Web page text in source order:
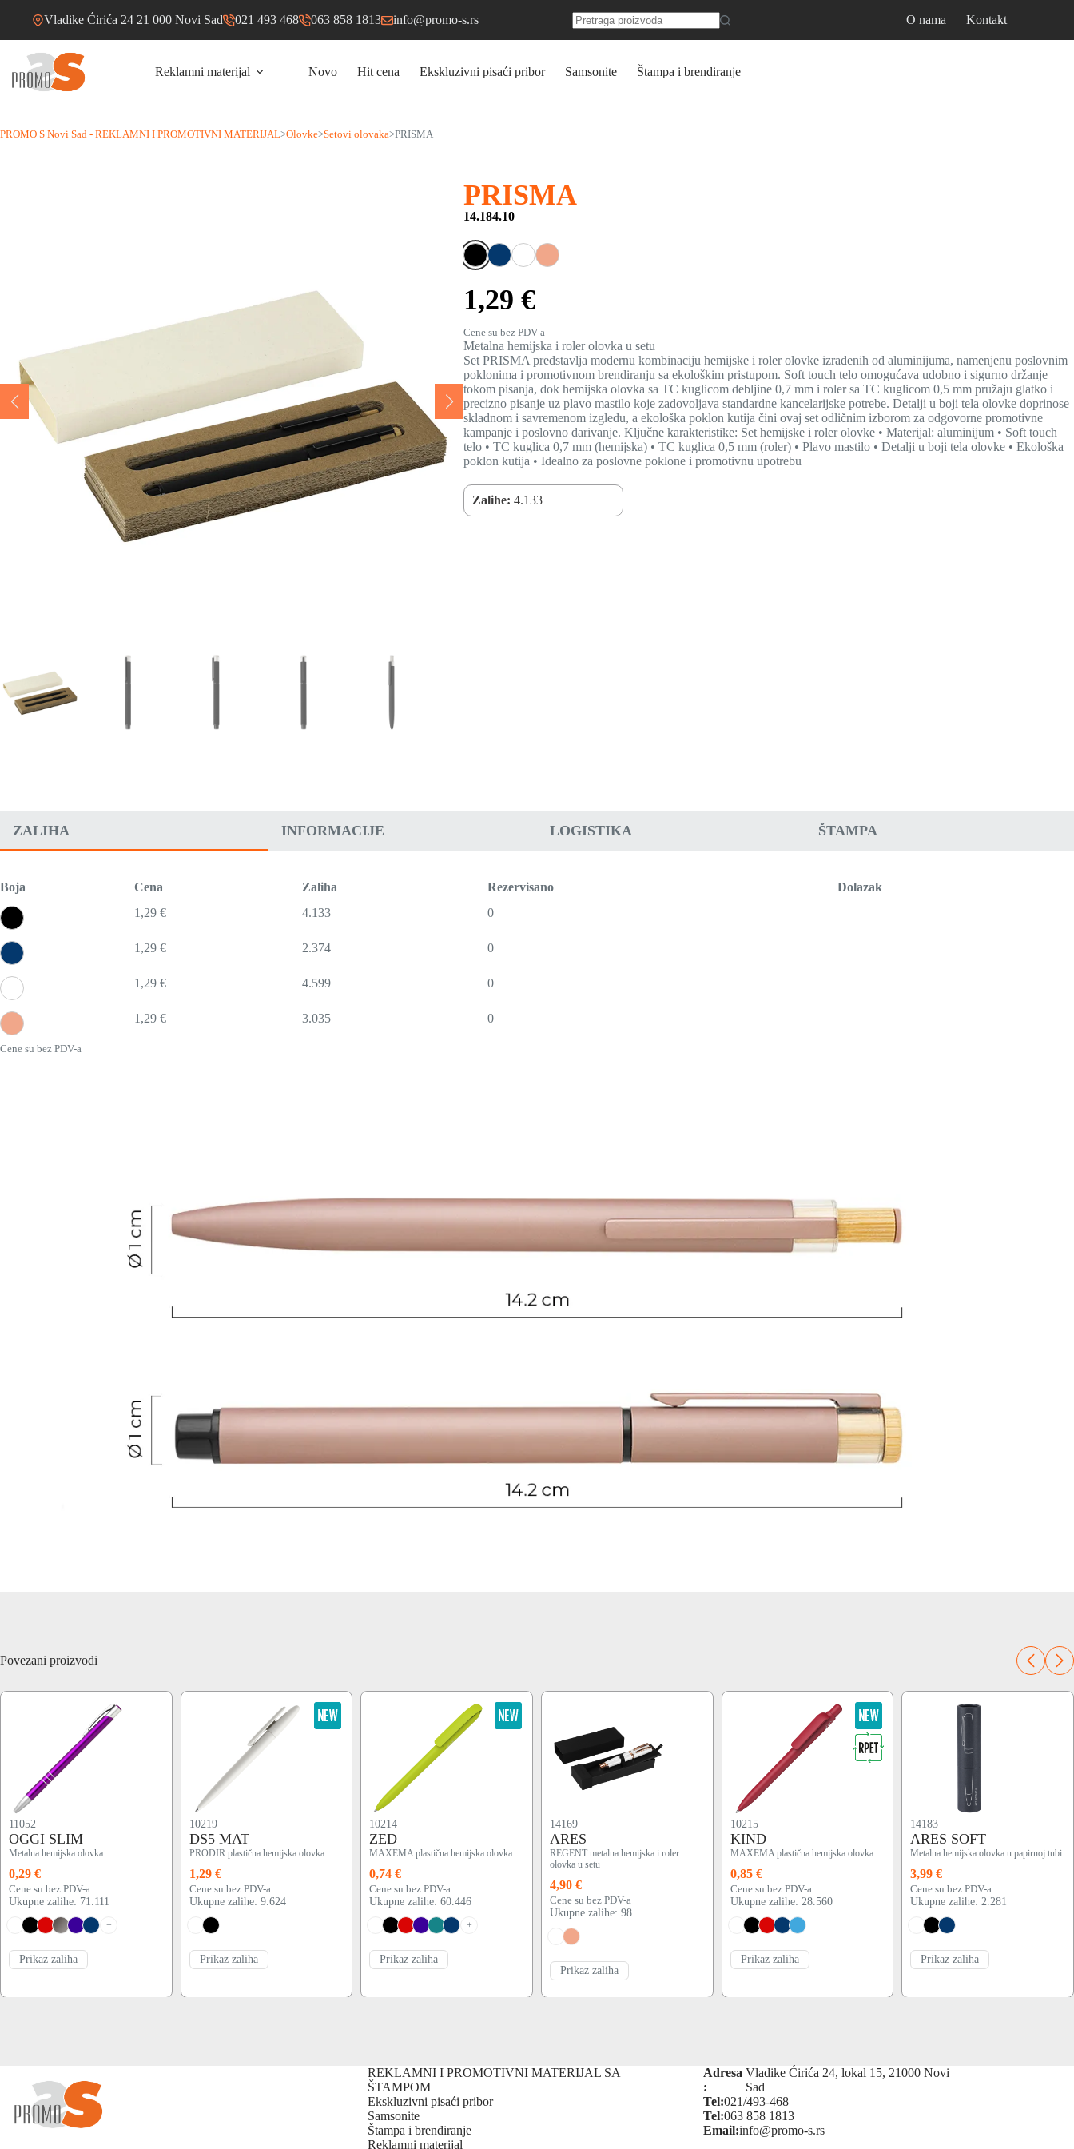
Vladike Ćirića 24 21 000 Novi Sad 021 493 468 063 858 1813
info@promo-s.rs
O nama Kontakt
Reklamni materijal Novo Hit cena Ekskluzivni pisaći pribor Samsonite Štampa i brendiranje
PROMO S Novi Sad - REKLAMNI I PROMOTIVNI MATERIJAL>Olovke>Setovi olovaka>PRISMA
PRISMA
14.184.10
1,29 €
Cene su bez PDV-a
Metalna hemijska i roler olovka u setu
Set PRISMA predstavlja modernu kombinaciju hemijske i roler olovke izrađenih od aluminijuma, namenjenu poslovnim
poklonima i promotivnom brendiranju sa ekološkim pristupom. Soft touch telo omogućava udobno i sigurno držanje
tokom pisanja, dok hemijska olovka sa TC kuglicom debljine 0,7 mm i roler sa TC kuglicom 0,5 mm pružaju glatko i
precizno pisanje uz plavo mastilo koje zadovoljava standardne kancelarijske potrebe. Detalji u boji tela olovke doprinose
skladnom i savremenom izgledu, a ekološka poklon kutija čini ovaj set odličnim izborom za odgovorne promotivne
kampanje i poslovno darivanje. Ključne karakteristike: Set hemijske i roler olovke • Materijal: aluminijum • Soft touch
telo • TC kuglica 0,7 mm (hemijska) • TC kuglica 0,5 mm (roler) • Plavo mastilo • Detalji u boji tela olovke • Ekološka
poklon kutija • Idealno za poslovne poklone i promotivnu upotrebu
Zalihe: 4.133
ZALIHA INFORMACIJE LOGISTIKA ŠTAMPA
Boja Cena Zaliha Rezervisano
Dolazak
1,29 €
4.133 0
1,29 € 2.374 0
1,29 € 4.599 0
1,29 € 3.035 0
Cene su bez PDV-a
Povezani proizvodi
11052
OGGI SLIM
Metalna hemijska olovka
0,29 €
Cene su bez PDV-a
Ukupne zalihe: 71.111
+
Prikaz zaliha
10219
DS5 MAT
PRODIR plastična hemijska olovka
1,29 €
Cene su bez PDV-a
Ukupne zalihe: 9.624
Prikaz zaliha
10214
ZED
MAXEMA plastična hemijska olovka
0,74 €
Cene su bez PDV-a
Ukupne zalihe: 60.446
+
Prikaz zaliha
14169
ARES
REGENT metalna hemijska i roler
olovka u setu
4,90 €
Cene su bez PDV-a
Ukupne zalihe: 98
Prikaz zaliha
10215
KIND
MAXEMA plastična hemijska olovka
0,85 €
Cene su bez PDV-a
Ukupne zalihe: 28.560
Prikaz zaliha
14183
ARES SOFT
Metalna hemijska olovka u papirnoj tubi
3,99 €
Cene su bez PDV-a
Ukupne zalihe: 2.281
Prikaz zaliha
REKLAMNI I PROMOTIVNI MATERIJAL SA
ŠTAMPOM
Ekskluzivni pisaći pribor
Samsonite
Štampa i brendiranje
Reklamni materijal
Adresa
:
Vladike Ćirića 24, lokal 15, 21000 Novi
Sad
Tel:021/493-468
Tel:063 858 1813
Email:info@promo-s.rs